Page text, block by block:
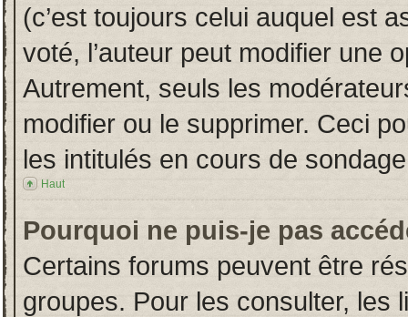
(c’est toujours celui auquel est
voté, l’auteur peut modifier une
Autrement, seuls les
modifier ou le supprimer. Ceci
les intitulés en cours de
Haut
Pourquoi ne puis-je pas
Certains forums peuvent être
groupes. Pour les consulter, les